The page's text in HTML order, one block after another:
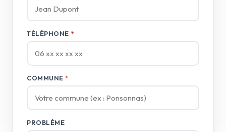
TÉLÉPHONE *
COMMUNE *
PROBLÈME